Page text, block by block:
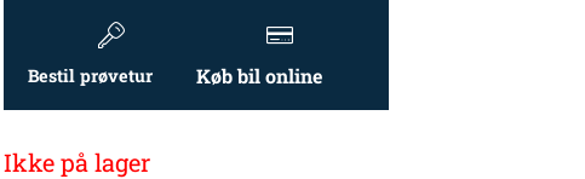
Bestil prøvetur Køb bil online
Ikke på lager